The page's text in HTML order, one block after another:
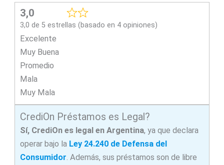
3,0
3,0 de 5 estrellas (basado en 4 opiniones)
Excelente
Muy Buena
Promedio
Mala
Muy Mala
CrediOn Préstamos es Legal?
Sí, CrediOn es legal en Argentina, ya que declara
operar bajo la Ley 24.240 de Defensa del
Consumidor. Además, sus préstamos son de libre